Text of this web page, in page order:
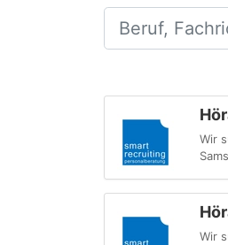
Beruf,
Wir
Wir